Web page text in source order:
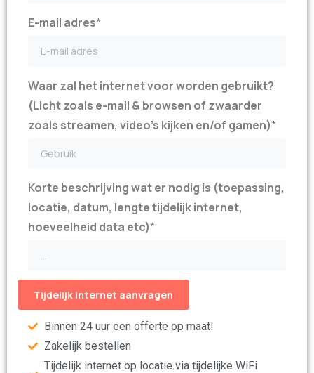
E-mail adres*
Waar zal het internet voor worden gebruikt?
(Licht zoals e-mail & browsen of zwaarder
zoals streamen, video's kijken en/of gamen)*
Korte beschrijving wat er nodig is (toepassing,
locatie, datum, lengte tijdelijk internet,
hoeveelheid data etc)*
Binnen 24 uur een offerte op maat!
Zakelijk bestellen
Tijdelijk internet op locatie via tijdelijke WiFi